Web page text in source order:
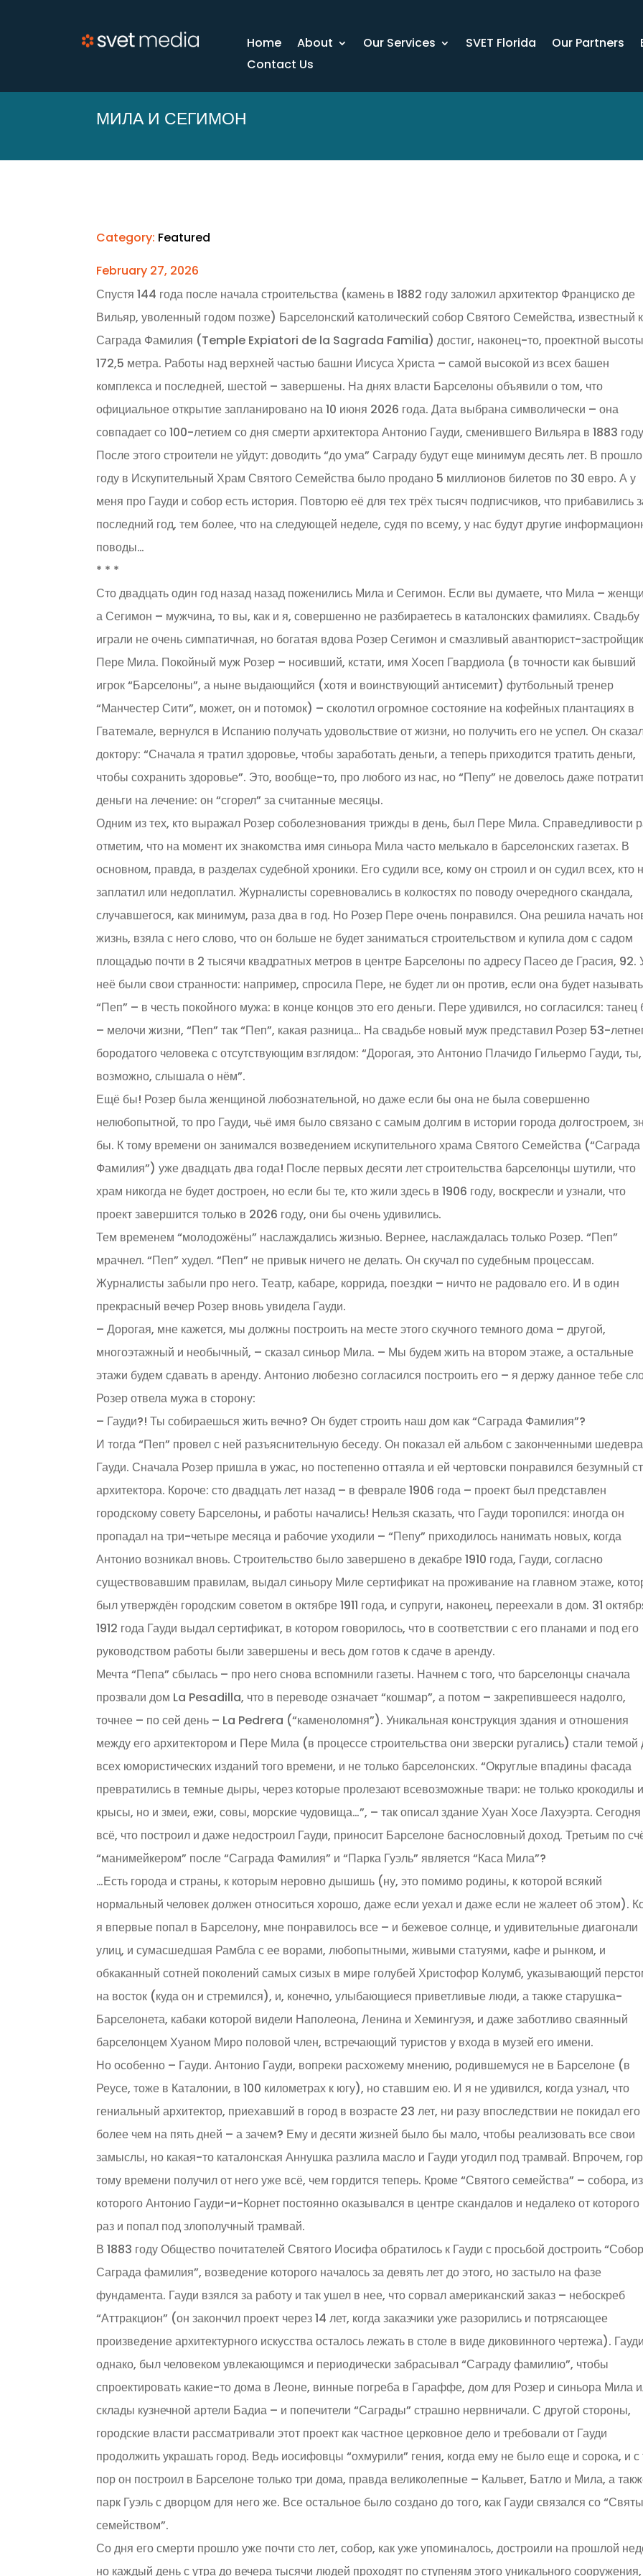
Home About Our Services SVET Florida Our Partners
Contact Us
МИЛА И СЕГИМОН
Category: Featured
February 27, 2026
Спустя 144 года после начала строительства (камень в 1882 году заложил архитектор Франциско де
Вильяр, уволенный годом позже) Барселонский католический собор Святого Семейства, известный
Саграда Фамилия (Temple Expiatori de la Sagrada Familia) достиг, наконец-то, проектной
172,5 метра. Работы над верхней частью башни Иисуса Христа – самой высокой из всех башен
комплекса и последней, шестой – завершены. На днях власти Барселоны объявили о том, что
официальное открытие запланировано на 10 июня 2026 года. Дата выбрана символически – она
совпадает со 100-летием со дня смерти архитектора Антонио Гауди, сменившего Вильяра в 1883
После этого строители не уйдут: доводить “до ума” Саграду будут еще минимум десять лет. В
году в Искупительный Храм Святого Семейства было продано 5 миллионов билетов по 30 евро. А у
меня про Гауди и собор есть история. Повторю её для тех трёх тысяч подписчиков, что прибавились
последний год, тем более, что на следующей неделе, судя по всему, у нас будут другие
поводы…
* * *
Сто двадцать один год назад назад поженились Мила и Сегимон. Если вы думаете, что Мила –
а Сегимон – мужчина, то вы, как и я, совершенно не разбираетесь в каталонских фамилиях. Свадьбу
играли не очень симпатичная, но богатая вдова Розер Сегимон и смазливый авантюрист-застройщик
Пере Мила. Покойный муж Розер – носивший, кстати, имя Хосеп Гвардиола (в точности как бывший
игрок “Барселоны”, а ныне выдающийся (хотя и воинствующий антисемит) футбольный тренер
“Манчестер Сити”, может, он и потомок) – сколотил огромное состояние на кофейных плантациях в
Гватемале, вернулся в Испанию получать удовольствие от жизни, но получить его не успел. Он
доктору: “Сначала я тратил здоровье, чтобы заработать деньги, а теперь приходится тратить деньги,
чтобы сохранить здоровье”. Это, вообще-то, про любого из нас, но “Пепу” не довелось даже
деньги на лечение: он “сгорел” за считанные месяцы.
Одним из тех, кто выражал Розер соболезнования трижды в день, был Пере Мила. Справедливости
отметим, что на момент их знакомства имя синьора Мила часто мелькало в барселонских газетах. В
основном, правда, в разделах судебной хроники. Его судили все, кому он строил и он судил всех, кто
заплатил или недоплатил. Журналисты соревновались в колкостях по поводу очередного скандала,
случавшегося, как минимум, раза два в год. Но Розер Пере очень понравился. Она решила начать
жизнь, взяла с него слово, что он больше не будет заниматься строительством и купила дом с садом
площадью почти в 2 тысячи квадратных метров в центре Барселоны по адресу Пасео де Грасия, 92.
неё были свои странности: например, спросила Пере, не будет ли он против, если она будет
“Пеп” – в честь покойного мужа: в конце концов это его деньги. Пере удивился, но согласился: танец
– мелочи жизни, “Пеп” так “Пеп”, какая разница… На свадьбе новый муж представил Розер 53-
бородатого человека с отсутствующим взглядом: “Дорогая, это Антонио Плачидо Гильермо Гауди, ты,
возможно, слышала о нём”.
Ещё бы! Розер была женщиной любознательной, но даже если бы она не была совершенно
нелюбопытной, то про Гауди, чьё имя было связано с самым долгим в истории города долгостроем,
бы. К тому времени он занимался возведением искупительного храма Святого Семейства (“Саграда
Фамилия”) уже двадцать два года! После первых десяти лет строительства барселонцы шутили, что
храм никогда не будет достроен, но если бы те, кто жили здесь в 1906 году, воскресли и узнали, что
проект завершится только в 2026 году, они бы очень удивились.
Тем временем “молодожёны” наслаждались жизнью. Вернее, наслаждалась только Розер. “Пеп”
мрачнел. “Пеп” худел. “Пеп” не привык ничего не делать. Он скучал по судебным процессам.
Журналисты забыли про него. Театр, кабаре, коррида, поездки – ничто не радовало его. И в один
прекрасный вечер Розер вновь увидела Гауди.
– Дорогая, мне кажется, мы должны построить на месте этого скучного темного дома – другой,
многоэтажный и необычный, – сказал синьор Мила. – Мы будем жить на втором этаже, а остальные
этажи будем сдавать в аренду. Антонио любезно согласился построить его – я держу данное тебе
Розер отвела мужа в сторону:
– Гауди?! Ты собираешься жить вечно? Он будет строить наш дом как “Саграда Фамилия”?
И тогда “Пеп” провел с ней разъяснительную беседу. Он показал ей альбом с законченными
Гауди. Сначала Розер пришла в ужас, но постепенно оттаяла и ей чертовски понравился безумный
архитектора. Короче: сто двадцать лет назад – в феврале 1906 года – проект был представлен
городскому совету Барселоны, и работы начались! Нельзя сказать, что Гауди торопился: иногда он
пропадал на три-четыре месяца и рабочие уходили – “Пепу” приходилось нанимать новых, когда
Антонио возникал вновь. Строительство было завершено в декабре 1910 года, Гауди, согласно
существовавшим правилам, выдал синьору Миле сертификат на проживание на главном этаже,
был утверждён городским советом в октябре 1911 года, и супруги, наконец, переехали в дом. 31
1912 года Гауди выдал сертификат, в котором говорилось, что в соответствии с его планами и под его
руководством работы были завершены и весь дом готов к сдаче в аренду.
Мечта “Пепа” сбылась – про него снова вспомнили газеты. Начнем с того, что барселонцы сначала
прозвали дом La Pesadilla, что в переводе означает “кошмар”, а потом – закрепившееся надолго,
точнее – по сей день – La Pedrera (“каменоломня”). Уникальная конструкция здания и отношения
между его архитектором и Пере Мила (в процессе строительства они зверски ругались) стали темой
всех юмористических изданий того времени, и не только барселонских. “Округлые впадины фасада
превратились в темные дыры, через которые пролезают всевозможные твари: не только крокодилы и
крысы, но и змеи, ежи, совы, морские чудовища…”, – так описал здание Хуан Хосе Лахуэрта. Сегодня
всё, что построил и даже недостроил Гауди, приносит Барселоне баснословный доход. Третьим по
“манимейкером” после “Саграда Фамилия” и “Парка Гуэль” является “Каса Мила”?
…Есть города и страны, к которым неровно дышишь (ну, это помимо родины, к которой всякий
нормальный человек должен относиться хорошо, даже если уехал и даже если не жалеет об этом).
я впервые попал в Барселону, мне понравилось все – и бежевое солнце, и удивительные диагонали
улиц, и сумасшедшая Рамбла с ее ворами, любопытными, живыми статуями, кафе и рынком, и
обкаканный сотней поколений самых сизых в мире голубей Христофор Колумб, указывающий
на восток (куда он и стремился), и, конечно, улыбающиеся приветливые люди, а также старушка-
Барселонета, кабаки которой видели Наполеона, Ленина и Хемингуэя, и даже заботливо сваянный
барселонцем Хуаном Миро половой член, встречающий туристов у входа в музей его имени.
Но особенно – Гауди. Антонио Гауди, вопреки расхожему мнению, родившемуся не в Барселоне (в
Реусе, тоже в Каталонии, в 100 километрах к югу), но ставшим ею. И я не удивился, когда узнал, что
гениальный архитектор, приехавший в город в возрасте 23 лет, ни разу впоследствии не покидал его
более чем на пять дней – а зачем? Ему и десяти жизней было бы мало, чтобы реализовать все свои
замыслы, но какая-то каталонская Аннушка разлила масло и Гауди угодил под трамвай. Впрочем,
тому времени получил от него уже всё, чем гордится теперь. Кроме “Святого семейства” – собора,
которого Антонио Гауди-и-Корнет постоянно оказывался в центре скандалов и недалеко от которого
раз и попал под злополучный трамвай.
В 1883 году Общество почитателей Святого Иосифа обратилось к Гауди с просьбой достроить “Собор
Саграда фамилия”, возведение которого началось за девять лет до этого, но застыло на фазе
фундамента. Гауди взялся за работу и так ушел в нее, что сорвал американский заказ – небоскреб
“Аттракцион” (он закончил проект через 14 лет, когда заказчики уже разорились и потрясающее
произведение архитектурного искусства осталось лежать в столе в виде диковинного чертежа).
однако, был человеком увлекающимся и периодически забрасывал “Саграду фамилию”, чтобы
спроектировать какие-то дома в Леоне, винные погреба в Гараффе, дом для Розер и синьора Мила
склады кузнечной артели Бадиа – и попечители “Саграды” страшно нервничали. С другой стороны,
городские власти рассматривали этот проект как частное церковное дело и требовали от Гауди
продолжить украшать город. Ведь иосифовцы “охмурили” гения, когда ему не было еще и сорока, и с
пор он построил в Барселоне только три дома, правда великолепные – Кальвет, Батло и Мила, а
парк Гуэль с дворцом для него же. Все остальное было создано до того, как Гауди связался со
семейством”.
Со дня его смерти прошло уже почти сто лет, собор, как уже упоминалось, достроили на прошлой
но каждый день с утра до вечера тысячи людей проходят по ступеням этого уникального